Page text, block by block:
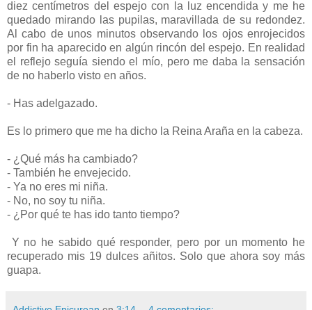
diez centímetros del espejo con la luz encendida y me he
quedado mirando las pupilas, maravillada de su redondez.
Al cabo de unos minutos observando los ojos enrojecidos
por fin ha aparecido en algún rincón del espejo. En realidad
el reflejo seguía siendo el mío, pero me daba la sensación
de no haberlo visto en años.
- Has adelgazado.
Es lo primero que me ha dicho la Reina Araña en la cabeza.
- ¿Qué más ha cambiado?
- También he envejecido.
- Ya no eres mi niña.
- No, no soy tu niña.
- ¿Por qué te has ido tanto tiempo?
Y no he sabido qué responder, pero por un momento he
recuperado mis 19 dulces añitos. Solo que ahora soy más
guapa.